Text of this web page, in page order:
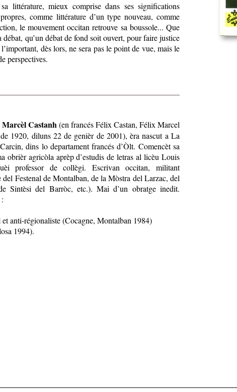
littérature, mieux comprise dans ses significations
comme littérature d’un type nouveau, comme
le mouvement occitan retrouve sa boussole... Que
qu’un débat de fond soit ouvert, pour faire justice
dès lors, ne sera pas le point de vue, mais le
perspectives.
Castanh(en francés Félix Castan, Félix Marcel
1920, diluns 22 de genièr de 2001), èra nascut a La
dins lo departament francés d’Òlt. Comencèt sa
obrièr agricòla aprèp d’estudis de letras al licèu Louis
professor de collègi. Escrivan occitan, militant
Festenal de Montalban, de la Mòstra del Larzac, del
Sintèsi del Barròc, etc.). Mai d’un obratge inedit.
anti-régionaliste (Cocagne, Montalban 1984)
1994).